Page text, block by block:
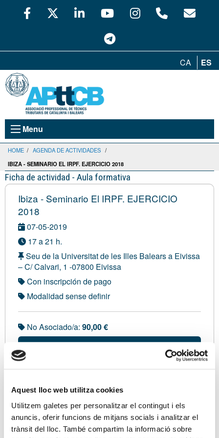
Aquest lloc web utilitza cookies
Utilitzem galetes per personalitzar el contingut i els
anuncis, oferir funcions de mitjans socials i analitzar el
trànsit del lloc. També compartim la informació sobre
CA ES
Menu
HOME / AGENDA DE ACTIVIDADES /
IBIZA - SEMINARIO EL IRPF. EJERCICIO 2018
Ficha de actividad - Aula formativa
Ibiza - Seminario El IRPF. EJERCICIO
2018
07-05-2019
17 a 21 h.
Seu de la Universitat de les Illes Balears a Eivissa
– C/ Calvari, 1 -07800 Eivissa
Con inscripción de pago
Modalidad sense definir
No Asociado/a: 90,00 €
Ponentes
Vicente Arbona i Mas, Cap de la Unitat d'Inspecció
de l’Administració de l’AEAT Eivissa i Formentera